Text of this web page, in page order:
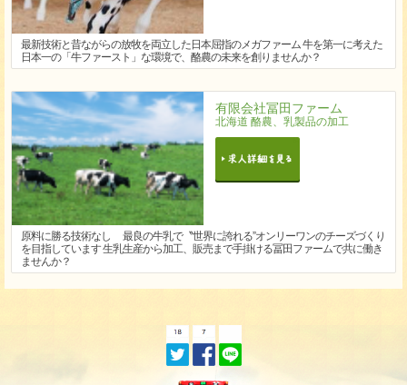
最新技術と昔ながらの放牧を両立した日本屈指のメガファーム 牛を第一に考えた
日本一の「牛ファースト」な環境で、酪農の未来を創りませんか？
有限会社冨田ファーム
北海道 酪農、乳製品の加工
原料に勝る技術なし 最良の牛乳で〝世界に誇れる”オンリーワンのチーズづくり
を目指しています 生乳生産から加工、販売まで手掛ける冨田ファームで共に働き
ませんか？